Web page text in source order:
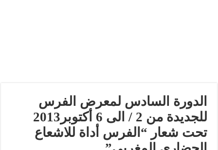
الدورة السادس لمعرض الفرس
للجديدة من 2 / الى 6 أكتوبر2013
تحت شعار “الفرس أداة للاشعاع